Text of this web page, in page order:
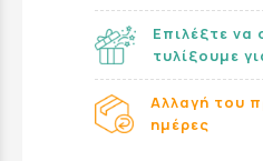
Επιλέξτε να
τυλίξουμε
Αλλαγή του
ημέρες